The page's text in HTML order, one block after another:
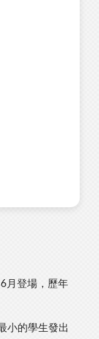
月登場，歷年
小的學生發出